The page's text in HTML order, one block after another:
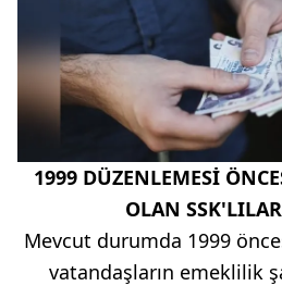
1999 DÜZENLEMESİ
OLAN
Mevcut durumda 1999
vatandaşların emeklilik